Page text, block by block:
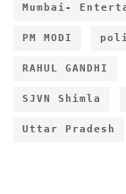
Mumbai-
PM MODI
RAHUL GANDHI
SJVN Shimla
Uttar Pradesh